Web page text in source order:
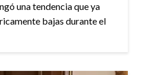
una tendencia que ya
bajas durante el